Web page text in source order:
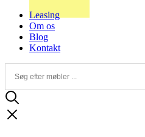
Leasing
Om os
Blog
Kontakt